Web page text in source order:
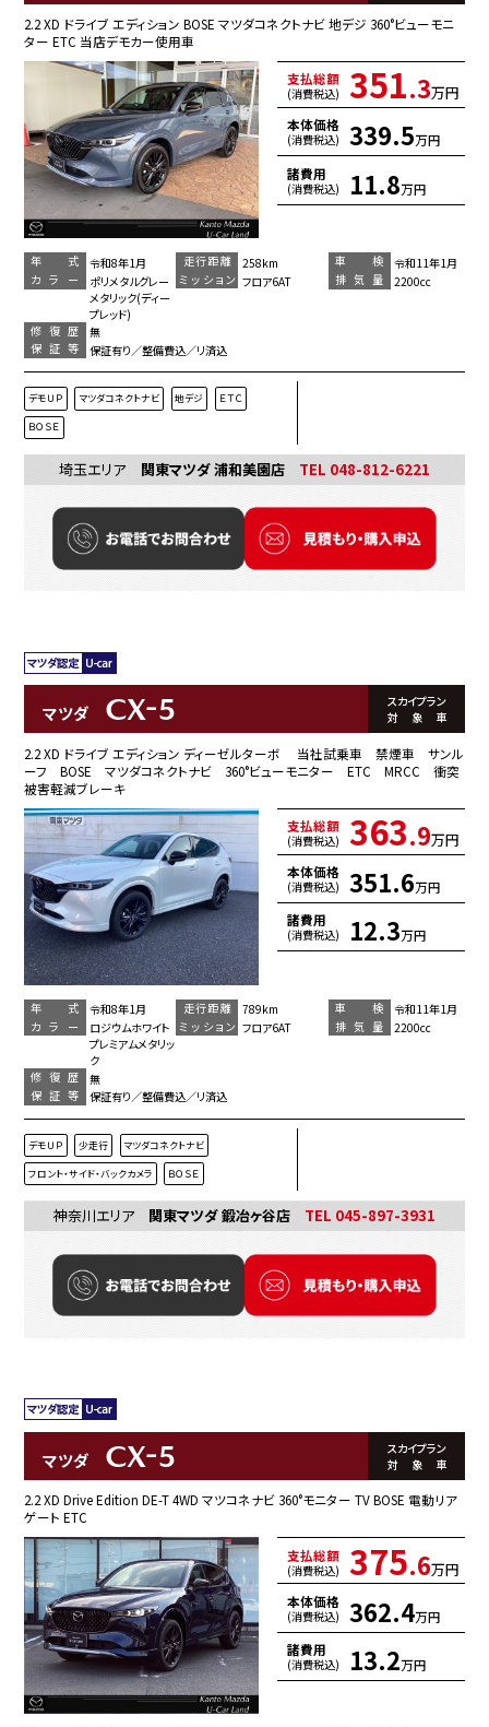
2.2 XD ドライブ エディション BOSE マツダコネクトナビ 地デジ 360°ビューモニ
ター ETC 当店デモカー使用車
支払総額
(消費税込) 351.3万円
本体価格
(消費税込) 339.5万円
諸費用
(消費税込) 11.8万円
年 式 令和8年1月 走行距離 258km 車 検
令和11年1月
カラー
ポリメタルグレー
メタリック(ディー
プレッド)
ミッション フロア6AT 排気量 2200cc
修復歴
無
保証等
保証有り／整備費込／リ済込
デモＵＰ マツダコネクトナビ 地デジ ＥＴＣ
ＢＯＳＥ
埼玉エリア 関東マツダ 浦和美園店 TEL 048-812-6221
マツダ CX-5
スカイプラン
対象車
2.2 XD ドライブ エディション ディーゼルターボ 当社試乗車 禁煙車 サンル
ーフ BOSE マツダコネクトナビ 360°ビューモニター ETC MRCC 衝突
被害軽減ブレーキ
支払総額
(消費税込) 363.9万円
本体価格
(消費税込) 351.6万円
諸費用
(消費税込) 12.3万円
年 式 令和8年1月 走行距離 789km 車 検
令和11年1月
カラー
ロジウムホワイト
プレミアムメタリッ
ク
ミッション フロア6AT 排気量 2200cc
修復歴
無
保証等
保証有り／整備費込／リ済込
デモＵＰ 少走行 マツダコネクトナビ
フロント・サイド・バックカメラ ＢＯＳＥ
神奈川エリア 関東マツダ 鍛冶ヶ谷店 TEL 045-897-3931
マツダ CX-5
スカイプラン
対象車
2.2 XD Drive Edition DE-T 4WD マツコネナビ 360°モニター TV BOSE 電動リア
ゲート ETC
支払総額
(消費税込) 375.6万円
本体価格
(消費税込) 362.4万円
諸費用
(消費税込) 13.2万円